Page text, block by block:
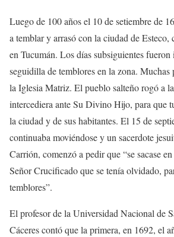
Luego de 100 años el 10 de setiembre de
a temblar y arrasó con la ciudad de Esteco,
en Tucumán. Los días subsiguientes fueron
seguidilla de temblores en la zona. Muchas
la Iglesia Matriz. El pueblo salteño rogó a
intercediera ante Su Divino Hijo, para que
la ciudad y de sus habitantes. El 15 de
continuaba moviéndose y un sacerdote
Carrión, comenzó a pedir que “se sacase
Señor Crucificado que se tenía olvidado,
temblores”.
El profesor de la Universidad Nacional de
Cáceres contó que la primera, en 1692, el